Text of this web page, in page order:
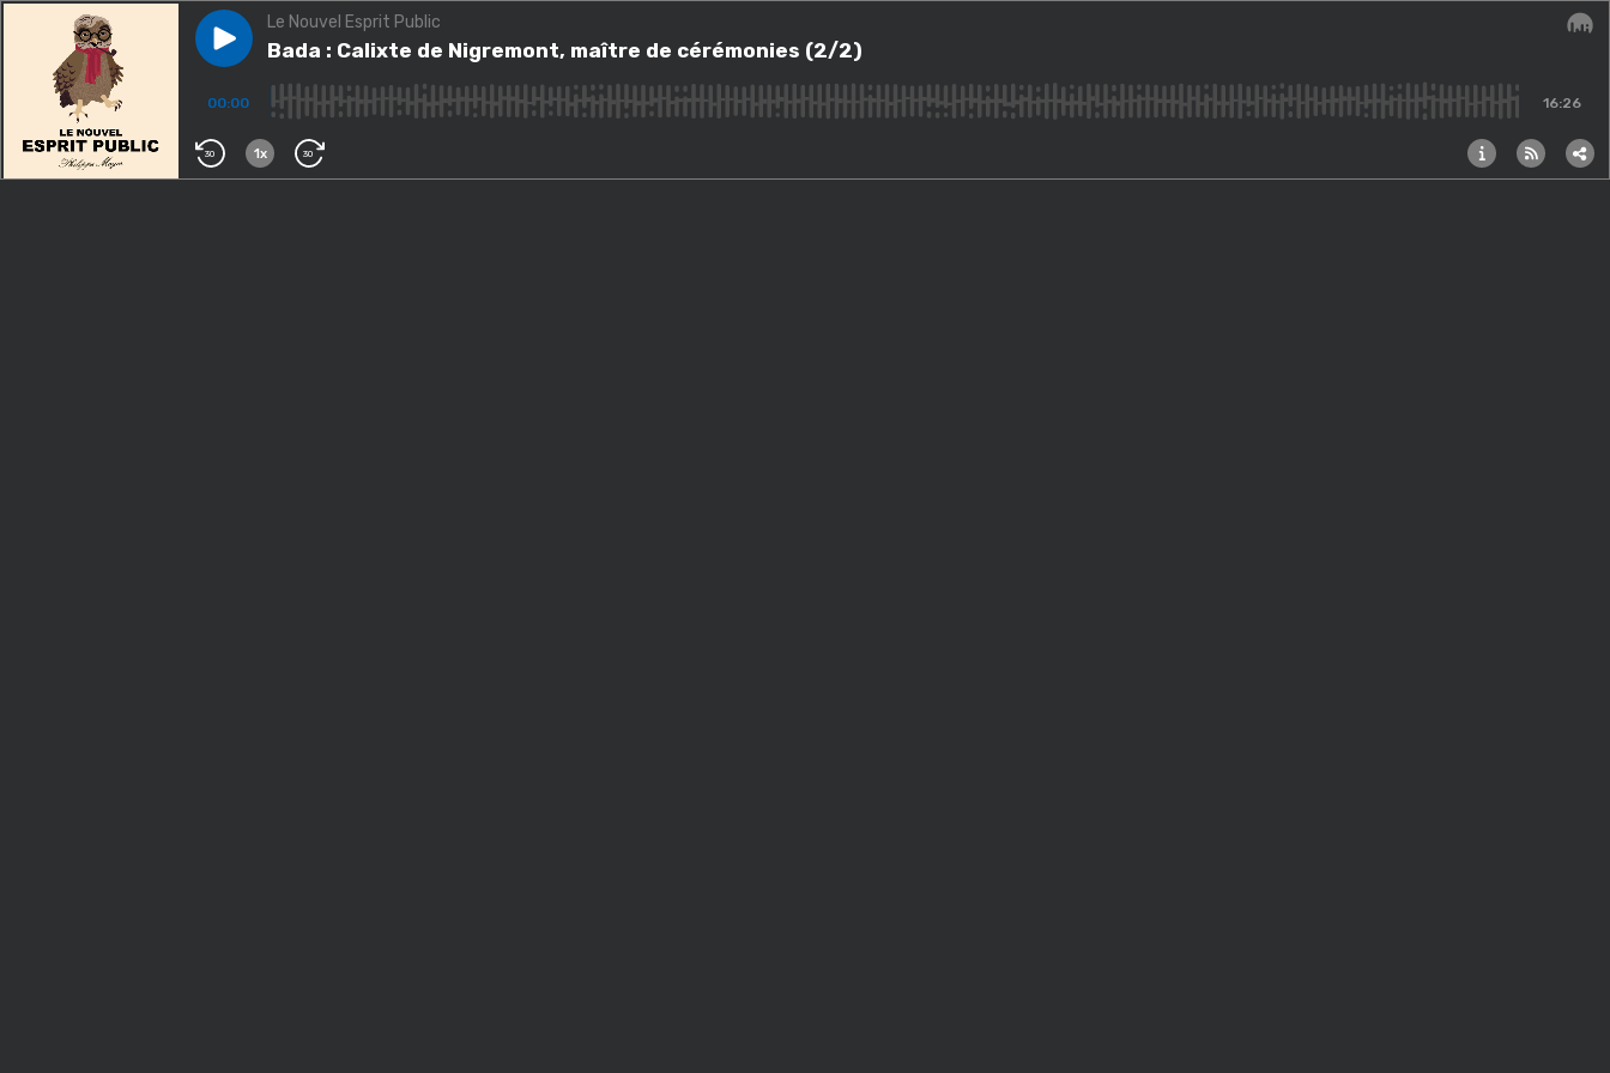
Play episodeBada : Calixte de Nigremont, maître de cérémonies (2/2)
Le Nouvel Esprit Public
Bada : Calixte de Nigremont, maître de cérémonies (2/2)
00:00 16:26
30 1x 30